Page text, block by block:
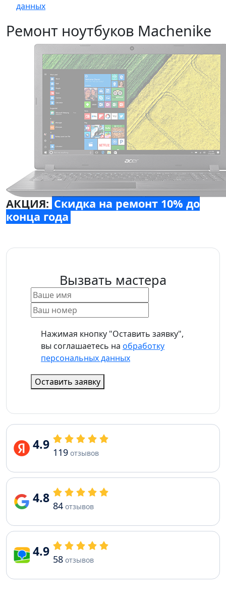
данных
Ремонт ноутбуков Machenike
АКЦИЯ: Скидка на ремонт 10% до
конца года
Вызвать мастера
Нажимая кнопку "Оставить заявку",
вы соглашаетесь на обработку
персональных данных
Оставить заявку
4.9 119 отзывов
4.8 84 отзывов
4.9 58 отзывов